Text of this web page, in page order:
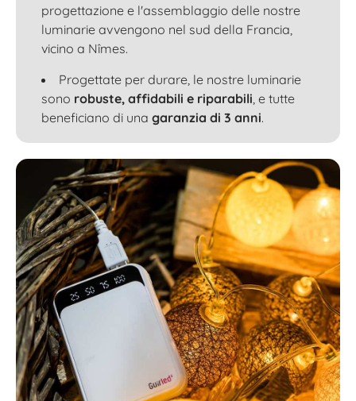
progettazione e l'assemblaggio delle nostre
luminarie avvengono nel sud della Francia,
vicino a Nîmes.
Progettate per durare, le nostre luminarie
sono robuste, affidabili e riparabili, e tutte
beneficiano di una garanzia di 3 anni.